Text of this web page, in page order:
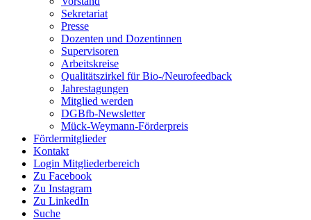
Sekretariat
Presse
Dozenten und Dozentinnen
Supervisoren
Arbeitskreise
Qualitätszirkel für Bio-/Neurofeedback
Jahrestagungen
Mitglied werden
DGBfb-Newsletter
Mück-Weymann-Förderpreis
Fördermitglieder
Kontakt
Login Mitgliederbereich
Zu Facebook
Zu Instagram
Zu LinkedIn
Suche